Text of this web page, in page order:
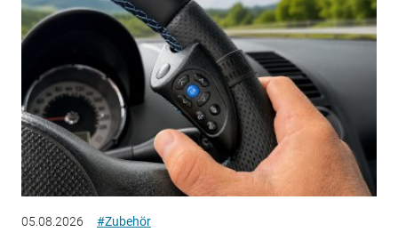
05.08.2026 #Zubehör